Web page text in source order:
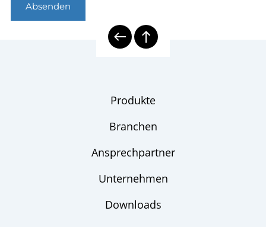
Absenden
Produkte
Branchen
Ansprechpartner
Unternehmen
Downloads